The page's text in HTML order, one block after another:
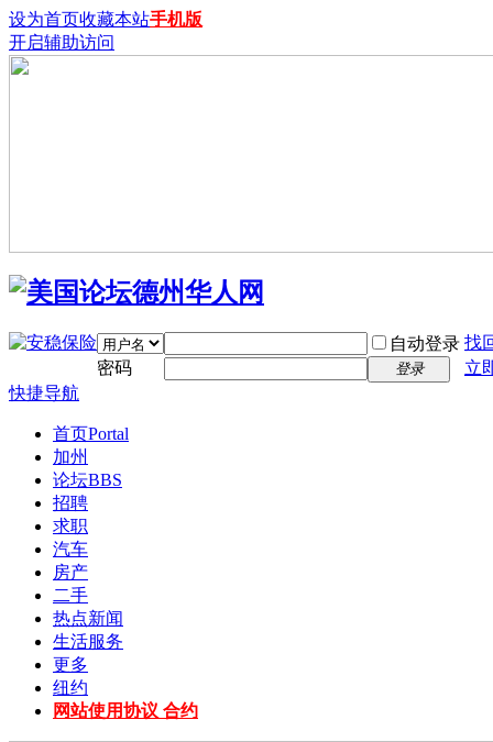
设为首页收藏本站手机版
开启辅助访问
自动登录 找
密码
登录
立
快捷导航
首页Portal
加州
论坛BBS
招聘
求职
汽车
房产
二手
热点新闻
生活服务
更多
纽约
网站使用协议 合约